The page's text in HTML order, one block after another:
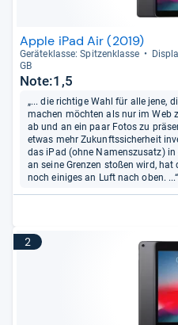
Apple iPad Air (2019)
Gerä­te­klasse: Spit­zen­klasse
GB
Note:1,5
„... die richtige Wahl für alle jene,
machen möchten als nur im Web
ab und an ein paar Fotos zu
etwas mehr Zukunftssicherheit
das iPad (ohne Namenszusatz)
an seine Grenzen stoßen wird,
noch einiges an Luft nach oben. ...“
2